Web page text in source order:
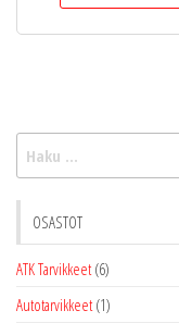
OSASTOT
ATK Tarvikkeet (6)
Autotarvikkeet (1)